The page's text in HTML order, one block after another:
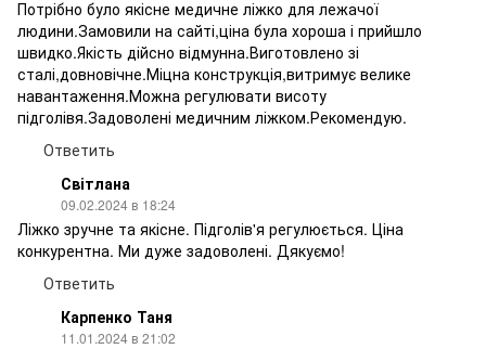
Потрібно було якісне медичне ліжко для лежачої
людини.Замовили на сайті,ціна була хороша і прийшло
швидко.Якість дійсно відмунна.Виготовлено зі
сталі,довновічне.Міцна конструкція,витримує велике
навантаження.Можна регулювати висоту
підголівя.Задоволені медичним ліжком.Рекомендую.
Ответить
Світлана
09.02.2024 в 18:24
Ліжко зручне та якісне. Підголів'я регулюється. Ціна
конкурентна. Ми дуже задоволені. Дякуємо!
Ответить
Карпенко Таня
11.01.2024 в 21:02